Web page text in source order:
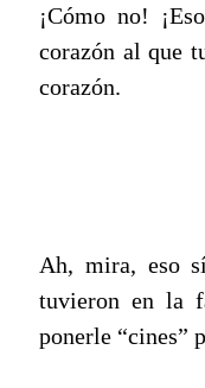
¡Cómo no!
corazón al que
corazón.
Ah, mira, eso
tuvieron en la
ponerle “cines”